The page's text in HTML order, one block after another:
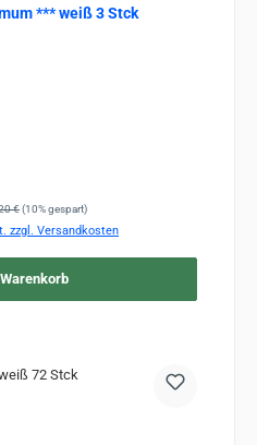
*** weiß 3 Stck
Preis:
€(10% gespart)
zzgl. Versandkosten